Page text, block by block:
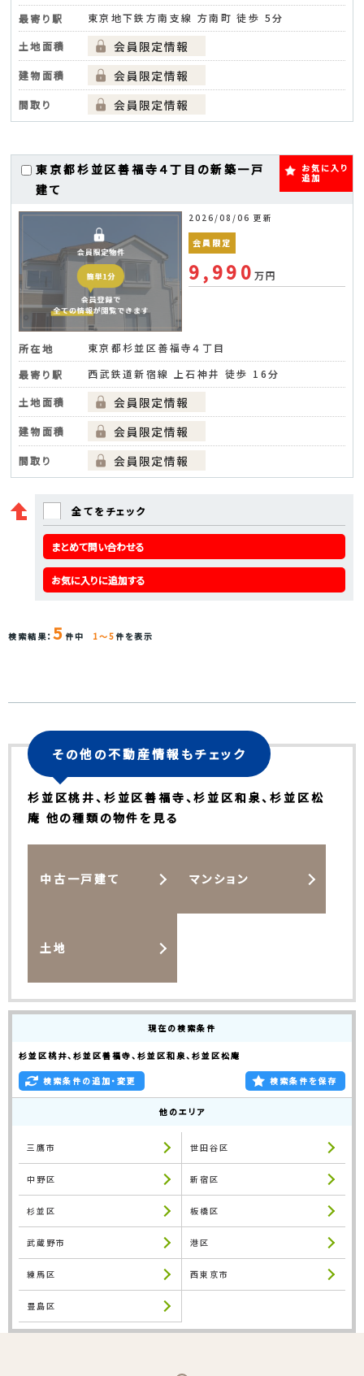
最寄り駅 東京地下鉄方南支線 方南町 徒歩 5分
土地面積
建物面積
間取り
東京都杉並区善福寺４丁目の新築一戸
建て
お気に入り
追加
2026/08/06 更新
会員限定
9,990万円
所在地
東京都杉並区善福寺４丁目
最寄り駅
西武鉄道新宿線 上石神井 徒歩 16分
土地面積
建物面積
間取り
全てをチェック
まとめて問い合わせる
お気に入りに追加する
検索結果： 5 件中 1～5件を表示
その他の不動産情報もチェック
杉並区桃井、杉並区善福寺、杉並区和泉、杉並区松
庵 他の種類の物件を見る
中古一戸建て マンション
土地
現在の検索条件
杉並区桃井、杉並区善福寺、杉並区和泉、杉並区松庵
検索条件の追加・変更 検索条件を保存
他のエリア
三鷹市 世田谷区
中野区 新宿区
杉並区 板橋区
武蔵野市 港区
練馬区 西東京市
豊島区